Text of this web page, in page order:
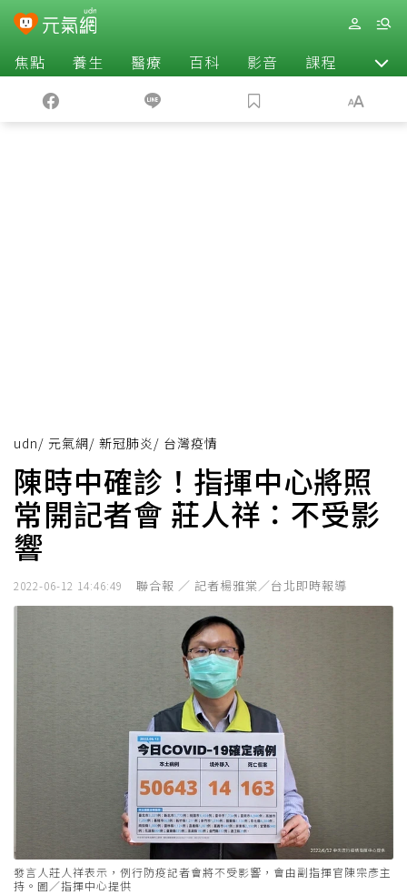
焦點 養生 醫療 百科 影音 課程 退休
udn/ 元氣網/ 新冠肺炎 / 台灣疫情
陳時中確診！指揮中心將照
常開記者會 莊人祥：不受影
響
2022-06-12 14:46:49 聯合報 ／ 記者楊雅棠／台北即時報導
發言人莊人祥表示，例行防疫記者會將不受影響，會由副指揮官陳宗彥主
持。圖／指揮中心提供